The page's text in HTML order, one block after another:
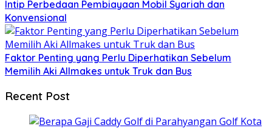
Intip Perbedaan Pembiayaan Mobil Syariah dan
Konvensional
Faktor Penting yang Perlu Diperhatikan Sebelum
Memilih Aki Allmakes untuk Truk dan Bus
Recent Post